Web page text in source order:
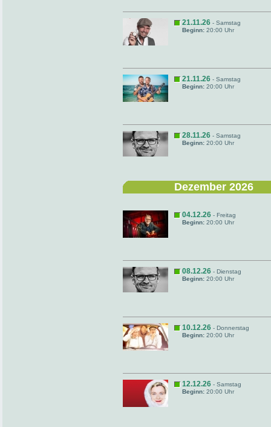
21.11.26 - Samstag
Beginn: 20:00 Uhr
21.11.26 - Samstag
Beginn: 20:00 Uhr
28.11.26 - Samstag
Beginn: 20:00 Uhr
Dezember 2026
04.12.26 - Freitag
Beginn: 20:00 Uhr
08.12.26 - Dienstag
Beginn: 20:00 Uhr
10.12.26 - Donnerstag
Beginn: 20:00 Uhr
12.12.26 - Samstag
Beginn: 20:00 Uhr